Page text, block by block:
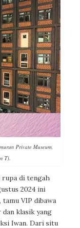
Private Museum,
T).
rupa di tengah
2024 ini
tamu VIP dibawa
klasik yang
Iwan. Dari situ